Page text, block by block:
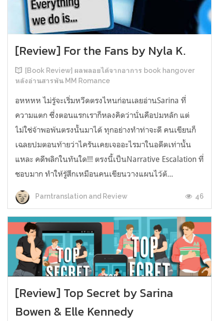
[Review] For the Fans by Nyla K.
[Book Review] ผลพลอยได้จากอาการ book hangover
หลังอ่านสารพัน MM Romance
อหหหห ไม่รู้จะเริ่มหวีดตรงไหนก่อนเลยอ่านSarina ที่
ความแตก ซึ่งตอนแรกเราก็หลงคิดว่านั่นคือปมหลัก แต่
ไม่ใช่จ้าพอพ้นตรงนั้นมาได้ ทุกอย่างทำท่าจะดี คนเขียนก็
เฉลยปมตอนท้ายว่าไครันเคยเจออะไรมาในอดีตเท่านั้น
แหละ คดีพลิกในทันใด!!! ตรงนี้เป็นNarrative Escalation ที่
ชอบมาก ทำให้รู้สึกเหมือนคนเขียนวางแผนไว้ตั...
Parntranslation and Review 46
[Review] Top Secret by Sarina
Bowen & Elle Kennedy